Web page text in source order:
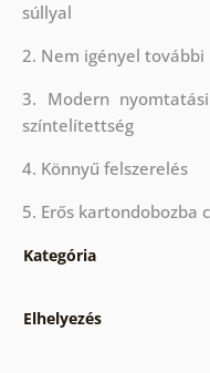
súllyal
2. Nem igényel
3. Modern
színtelítettség
4. Könnyű felszerelés
5. Erős kartondobozba
Kategória
Elhelyezés